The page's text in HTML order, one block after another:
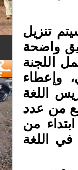
تنزيل
واضحة
اللجنة
وإعطاء
اللغة
من عدد
سنة، ابتداء من
اللغة